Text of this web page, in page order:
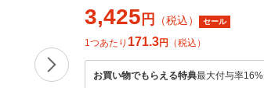
3,425 円 （税込） セール
1つあたり 171.3円 （税込）
お買い物でもらえる特典最大付与率16%